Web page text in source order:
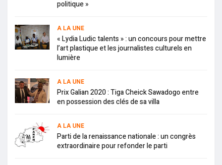
politique »
A LA UNE
« Lydia Ludic talents » : un concours pour mettre
l’art plastique et les journalistes culturels en
lumière
A LA UNE
Prix Galian 2020 : Tiga Cheick Sawadogo entre
en possession des clés de sa villa
A LA UNE
Parti de la renaissance nationale : un congrès
extraordinaire pour refonder le parti